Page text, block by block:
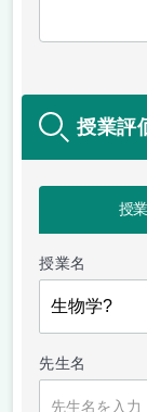
授業評
授
授業名
先生名